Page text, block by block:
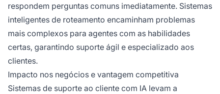
respondem perguntas comuns imediatamente. Sistemas
inteligentes de roteamento encaminham problemas
mais complexos para agentes com as habilidades
certas, garantindo suporte ágil e especializado aos
clientes.
Impacto nos negócios e vantagem competitiva
Sistemas de suporte ao cliente com IA levam a